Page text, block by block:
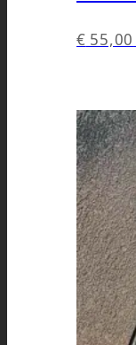
€ 55,00